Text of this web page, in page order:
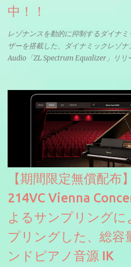
中！！
レゾナンスを動的に抑制するダイナ
ザーを搭載した、ダイナミックレゾ
Audio「ZL Spectrum Equalizer」リリ
【期間限定無償配
214VC Vienna
よるサンプリングに
プリングした、総容
ンドピアノ音源 IK